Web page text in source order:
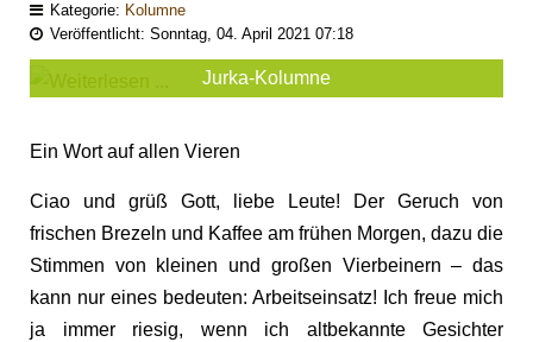
Kategorie: Kolumne
Veröffentlicht: Sonntag, 04. April 2021 07:18
Jurka-Kolumne
Ein Wort auf allen Vieren
Ciao und grüß Gott, liebe Leute! Der Geruch von
frischen Brezeln und Kaffee am frühen Morgen, dazu die
Stimmen von kleinen und großen Vierbeinern – das
kann nur eines bedeuten: Arbeitseinsatz! Ich freue mich
ja immer riesig, wenn ich altbekannte Gesichter